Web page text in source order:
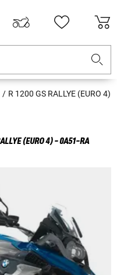
R 1200 GS RALLYE (EURO 4)
(EURO 4) - 0A51-RA